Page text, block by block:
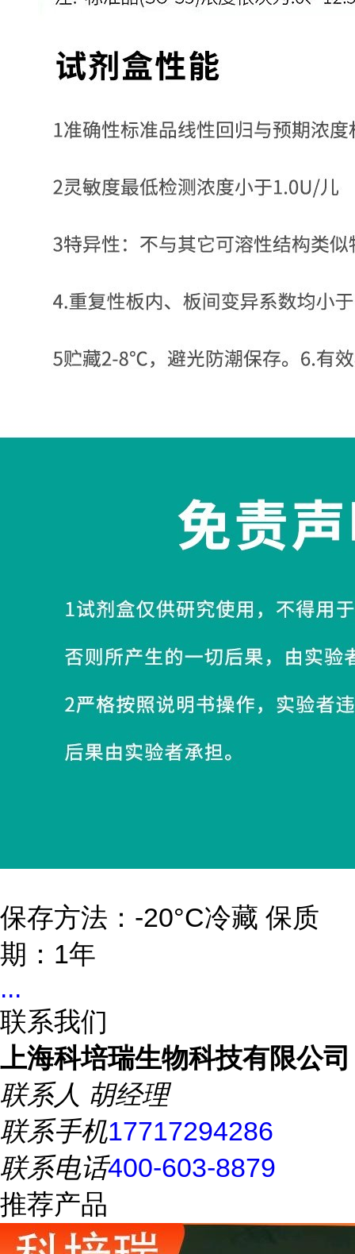
保存方法：-20°C冷藏 保质
期：1年
...
联系我们
上海科培瑞生物科技有限公司
联系人 胡经理
联系手机17717294286
联系电话400-603-8879
推荐产品